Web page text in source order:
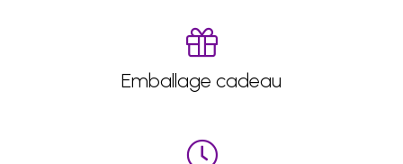
Emballage cadeau